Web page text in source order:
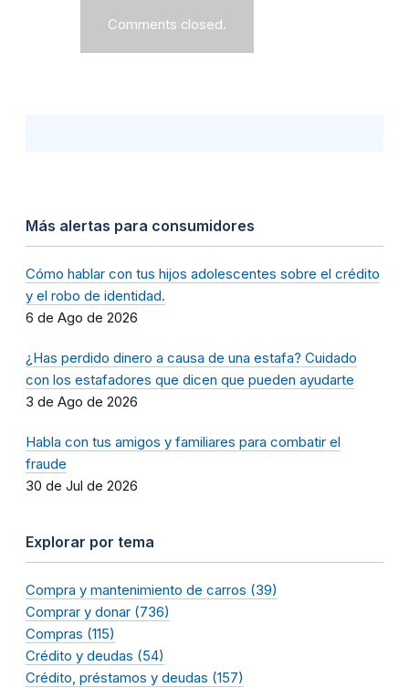
Comments closed.
Más alertas para consumidores
Cómo hablar con tus hijos adolescentes sobre el crédito
y el robo de identidad.
6 de Ago de 2026
¿Has perdido dinero a causa de una estafa? Cuidado
con los estafadores que dicen que pueden ayudarte
3 de Ago de 2026
Habla con tus amigos y familiares para combatir el
fraude
30 de Jul de 2026
Explorar por tema
Compra y mantenimiento de carros (39)
Comprar y donar (736)
Compras (115)
Crédito y deudas (54)
Crédito, préstamos y deudas (157)